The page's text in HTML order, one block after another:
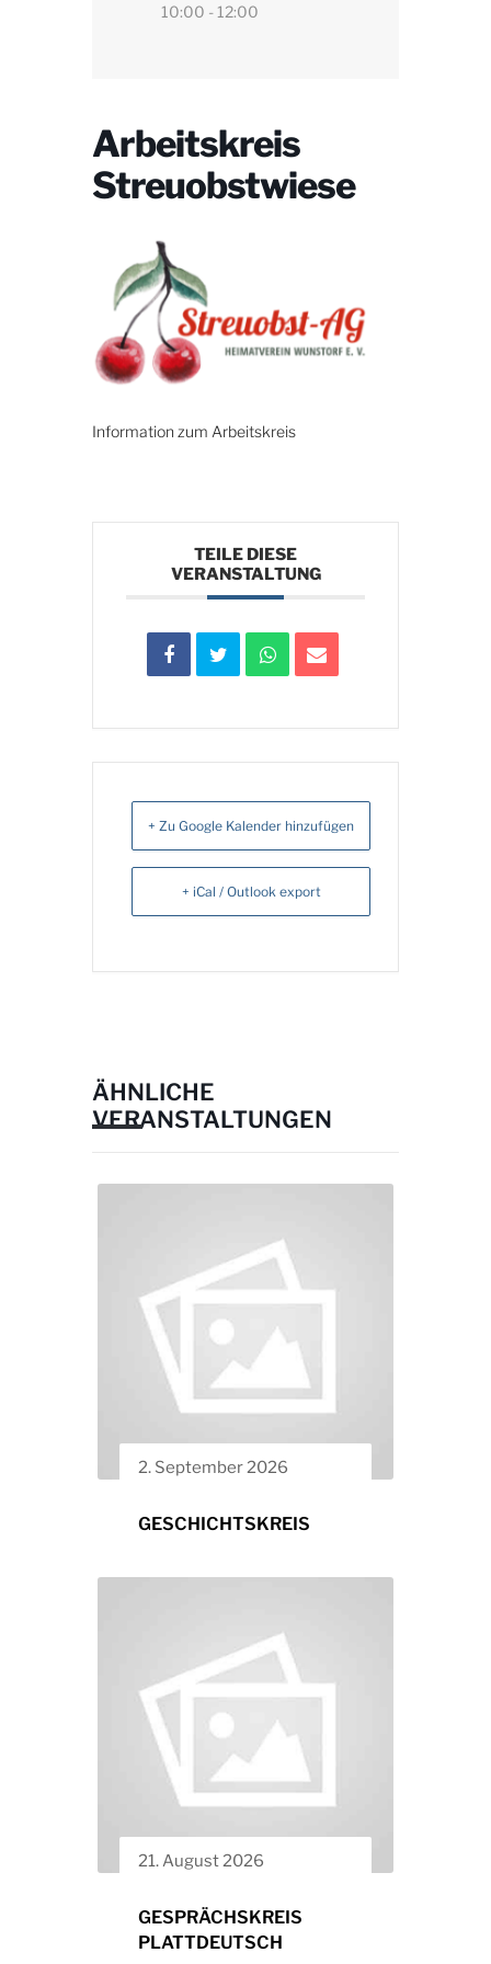
10:00 - 12:00
Arbeitskreis
Streuobstwiese
Information zum Arbeitskreis
TEILE DIESE
VERANSTALTUNG
+ Zu Google Kalender hinzufügen
+ iCal / Outlook export
ÄHNLICHE
VERANSTALTUNGEN
2. September 2026
GESCHICHTSKREIS
21. August 2026
GESPRÄCHSKREIS
PLATTDEUTSCH